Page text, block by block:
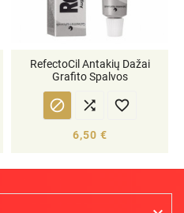
RefectoCil Antakių Dažai
Grafito Spalvos
  
6,50 €